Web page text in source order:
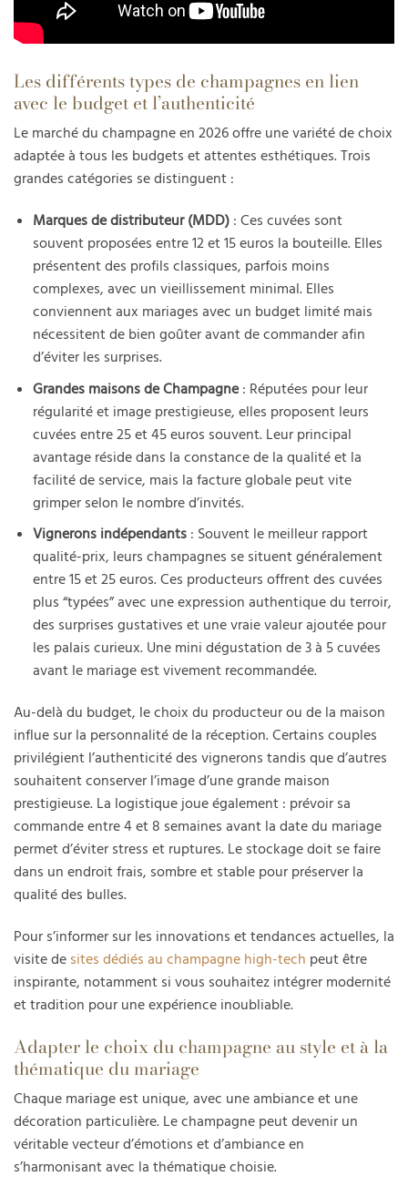
Les différents types de champagnes en lien
avec le budget et l’authenticité
Le marché du champagne en 2026 offre une variété de choix
adaptée à tous les budgets et attentes esthétiques. Trois
grandes catégories se distinguent :
Marques de distributeur (MDD): Ces cuvées sont
souvent proposées entre 12 et 15 euros la bouteille. Elles
présentent des profils classiques, parfois moins
complexes, avec un vieillissement minimal. Elles
conviennent aux mariages avec un budget limité mais
nécessitent de bien goûter avant de commander afin
d’éviter les surprises.
Grandes maisons de Champagne: Réputées pour leur
régularité et image prestigieuse, elles proposent leurs
cuvées entre 25 et 45 euros souvent. Leur principal
avantage réside dans la constance de la qualité et la
facilité de service, mais la facture globale peut vite
grimper selon le nombre d’invités.
Vignerons indépendants: Souvent le meilleur rapport
qualité-prix, leurs champagnes se situent généralement
entre 15 et 25 euros. Ces producteurs offrent des cuvées
plus “typées” avec une expression authentique du terroir,
des surprises gustatives et une vraie valeur ajoutée pour
les palais curieux. Une mini dégustation de 3 à 5 cuvées
avant le mariage est vivement recommandée.
Au-delà du budget, le choix du producteur ou de la maison
influe sur la personnalité de la réception. Certains couples
privilégient l’authenticité des vignerons tandis que d’autres
souhaitent conserver l’image d’une grande maison
prestigieuse. La logistique joue également : prévoir sa
commande entre 4 et 8 semaines avant la date du mariage
permet d’éviter stress et ruptures. Le stockage doit se faire
dans un endroit frais, sombre et stable pour préserver la
qualité des bulles.
Pour s’informer sur les innovations et tendances actuelles, la
visite de sites dédiés au champagne high-tech peut être
inspirante, notamment si vous souhaitez intégrer modernité
et tradition pour une expérience inoubliable.
Adapter le choix du champagne au style et à la
thématique du mariage
Chaque mariage est unique, avec une ambiance et une
décoration particulière. Le champagne peut devenir un
véritable vecteur d’émotions et d’ambiance en
s’harmonisant avec la thématique choisie.